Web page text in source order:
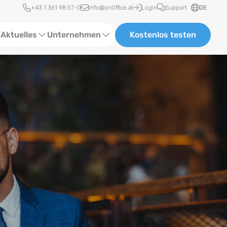
Schnellzugriff
+43 1 361 98 57-0 info@onOffice.at Login Support DE
Aktuelles
News
Newsletter
Unternehmen Kostenlos testen